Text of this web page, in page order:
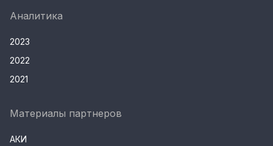
Аналитика
2023
2022
2021
Материалы партнеров
АКИ